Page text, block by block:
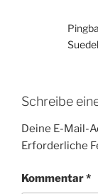
Schreibe
Deine E-Mail-
Erforderliche
Kommentar*